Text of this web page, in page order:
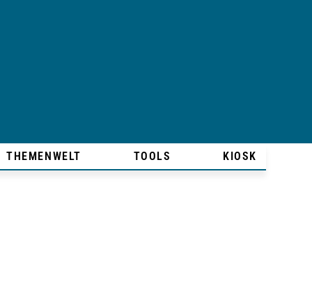
THEMENWELT TOOLS KIOSK